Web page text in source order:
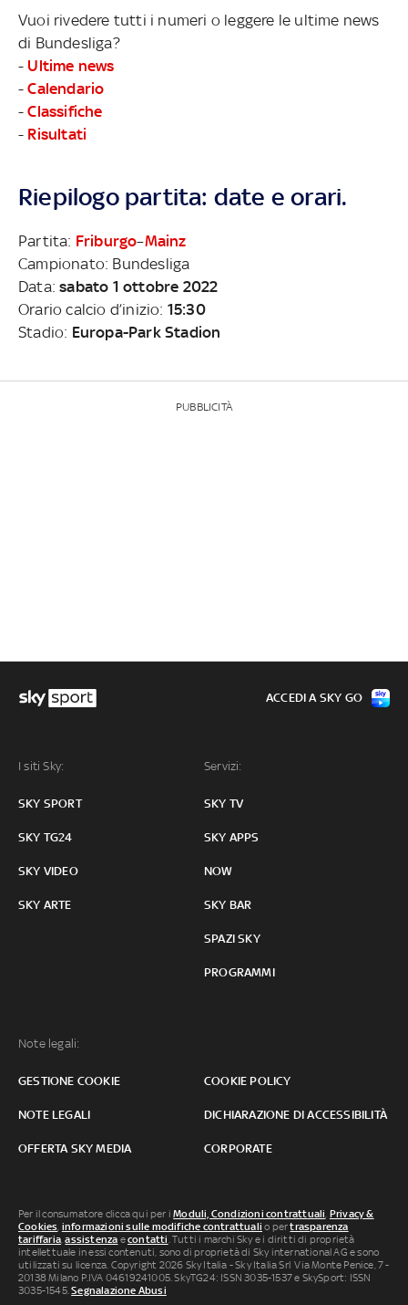
Vuoi rivedere tutti i numeri o leggere le ultime news
di Bundesliga?
- Ultime news
-Calendario
-Classifiche
- Risultati
Riepilogo partita: date e orari.
Partita: Friburgo–Mainz
Campionato: Bundesliga
Data:sabato 1 ottobre 2022
Orario calcio d’inizio: 15:30
Stadio: Europa-Park Stadion
PUBBLICITÀ
I siti Sky:
SKY SPORT
SKY TG24
SKY VIDEO
SKY ARTE
Servizi:
SKY TV
SKY APPS
NOW
SKY BAR
SPAZI SKY
PROGRAMMI
Note legali:
GESTIONE COOKIE COOKIE POLICY
NOTE LEGALI DICHIARAZIONE DI ACCESSIBILITÀ
OFFERTA SKY MEDIA CORPORATE
ACCEDI A SKY GO
Per il consumatore clicca qui per iModuli, Condizioni contrattuali Privacy &
Cookies informazioni sulle modifiche contrattuali o pertrasparenza
tariffaria ,assistenza econtatti . Tutti i marchi Sky e i diritti di proprietà
intellettuale in essi contenuti, sono di proprietà di Sky international AG e sono
utilizzati su licenza. Copyright 2026 Sky Italia - Sky Italia Srl Via Monte Penice, 7 -
20138 Milano P.IVA 04619241005. SkyTG24: ISSN 3035-1537 e SkySport: ISSN
3035-1545.Segnalazione Abusi